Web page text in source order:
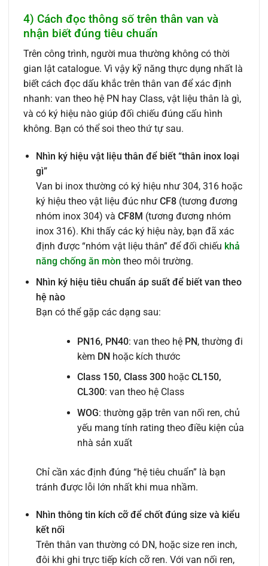
4) Cách đọc thông số trên thân van và
nhận biết đúng tiêu chuẩn
Trên công trình, người mua thường không có thời
gian lật catalogue. Vì vậy kỹ năng thực dụng nhất là
biết cách đọc dấu khắc trên thân van để xác định
nhanh: van theo hệ PN hay Class, vật liệu thân là gì,
và có ký hiệu nào giúp đối chiếu đúng cấu hình
không. Bạn có thể soi theo thứ tự sau.
Nhìn ký hiệu vật liệu thân để biết “thân inox loại
gì”
Van bi inox thường có ký hiệu như 304, 316 hoặc
ký hiệu theo vật liệu đúc như CF8(tương đương
nhóm inox 304) và CF8M (tương đương nhóm
inox 316). Khi thấy các ký hiệu này, bạn đã xác
định được “nhóm vật liệu thân” để đối chiếu khả
năng chống ăn mòn theo môi trường.
Nhìn ký hiệu tiêu chuẩn áp suất để biết van theo
hệ nào
Bạn có thể gặp các dạng sau:
PN16, PN40: van theo hệ PN, thường đi
kèm DNhoặc kích thước
Class 150, Class 300hoặc CL150,
CL300: van theo hệ Class
WOG: thường gặp trên van nối ren, chủ
yếu mang tính rating theo điều kiện của
nhà sản xuất
Chỉ cần xác định đúng “hệ tiêu chuẩn” là bạn
tránh được lỗi lớn nhất khi mua nhầm.
Nhìn thông tin kích cỡ để chốt đúng size và kiểu
kết nối
Trên thân van thường có DN, hoặc size ren inch,
đôi khi ghi trực tiếp kích cỡ ren. Với van nối ren,